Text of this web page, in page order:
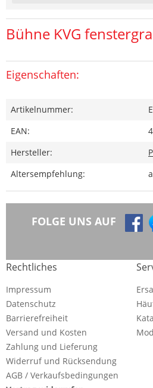
Bühne KVG
Eigenschaften:
Artikelnummer:
EAN:
Hersteller:
Altersempfehlung:
FOLGE UNS AUF
Rechtliches
Impressum
Datenschutz
Barrierefreiheit
Versand und Kosten
Zahlung und Lieferung
Widerruf und Rücksendung
AGB / Verkaufsbedingungen